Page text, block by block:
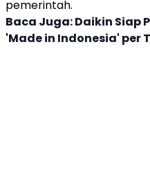
pemerintah.
Baca Juga:Daikin Siap
'Made in Indonesia' per